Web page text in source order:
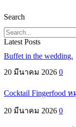
Search
Latest Posts
Buffet in the wedding.
20 มีนาคม 2026 0
Cocktail Fingerfood
20 มีนาคม 2026 0